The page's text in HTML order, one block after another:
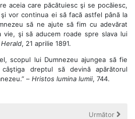
aceia care păcătuiesc şi se pocăiesc,
vor continua ei să facă astfel până la
să ne ajute să fim cu adevărat
şi să aducem roade spre slava lui
, 21 aprilie 1891.
scopul lui Dumnezeu ajungea să fie
dreptul să devină apărătorul
– Hristos lumina lumii, 744.
Următor